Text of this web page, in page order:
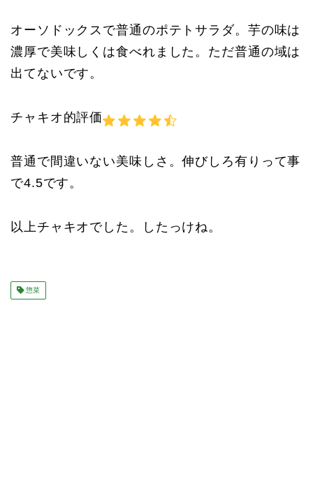
オーソドックスで普通のポテトサラダ。芋の味は
濃厚で美味しくは食べれました。ただ普通の域は
出てないです。
チャキオ的評価
普通で間違いない美味しさ。伸びしろ有りって事
で4.5です。
以上チャキオでした。したっけね。
惣菜